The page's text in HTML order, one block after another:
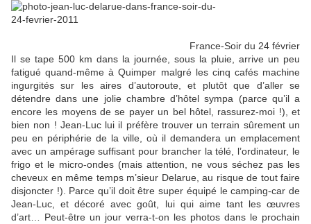
France-Soir du 24 février
Il se tape 500 km dans la journée, sous la pluie, arrive un peu
fatigué quand-même à Quimper malgré les cinq cafés machine
ingurgités sur les aires d’autoroute, et plutôt que d’aller se
détendre dans une jolie chambre d’hôtel sympa (parce qu’il a
encore les moyens de se payer un bel hôtel, rassurez-moi !), et
bien non ! Jean-Luc lui il préfère trouver un terrain sûrement un
peu en périphérie de la ville, où il demandera un emplacement
avec un ampérage suffisant pour brancher la télé, l’ordinateur, le
frigo et le micro-ondes (mais attention, ne vous séchez pas les
cheveux en même temps m’sieur Delarue, au risque de tout faire
disjoncter !). Parce qu’il doit être super équipé le camping-car de
Jean-Luc, et décoré avec goût, lui qui aime tant les œuvres
d’art… Peut-être un jour verra-t-on les photos dans le prochain